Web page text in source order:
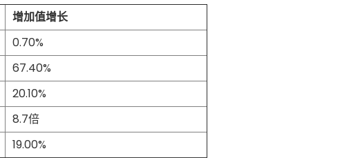
增加值增长
0.70%
67.40%
20.10%
8.7倍
19.00%